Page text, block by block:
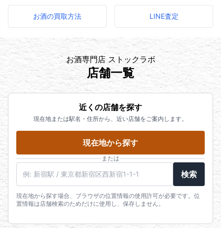
お酒の買取方法 LINE査定
お酒専門店 ストックラボ
店舗一覧
近くの店舗を探す
現在地または駅名・住所から、近い店舗をご案内します。
現在地から探す
または
検索
現在地から探す場合、ブラウザの位置情報の使用許可が必要です。位
置情報は店舗検索のためだけに使用し、保存しません。